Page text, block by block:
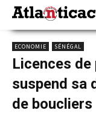
ECONOMIE SÉNÉGAL
Licences de
suspend sa
de